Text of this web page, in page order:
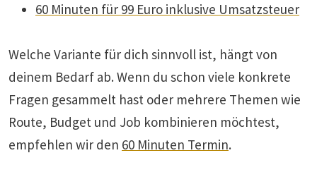
60 Minuten für 99 Euro inklusive Umsatzsteuer
Welche Variante für dich sinnvoll ist, hängt von
deinem Bedarf ab. Wenn du schon viele konkrete
Fragen gesammelt hast oder mehrere Themen wie
Route, Budget und Job kombinieren möchtest,
empfehlen wir den 60 Minuten Termin.